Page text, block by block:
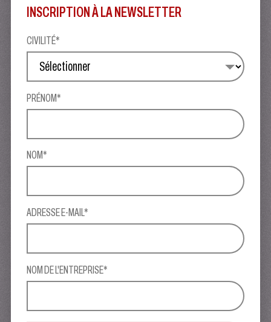
INSCRIPTION À LA NEWSLETTER
CIVILITÉ*
PRÉNOM*
NOM*
ADRESSE E-MAIL*
NOM DE L'ENTREPRISE*